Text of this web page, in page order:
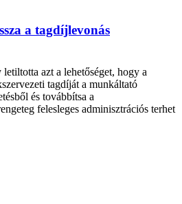
a tagdíjlevonás
azt a lehetőséget, hogy a
tagdíját a munkáltató
és továbbítsa a
felesleges adminisztrációs terhet